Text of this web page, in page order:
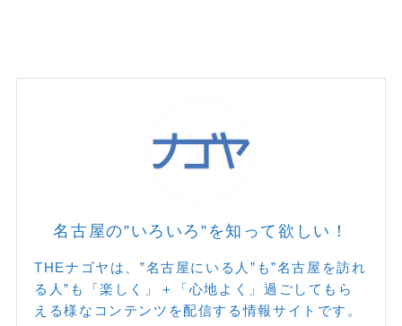
名古屋の”いろいろ”を知って欲しい！
THEナゴヤは、”名古屋にいる人”も”名古屋を訪れ
る人”も「楽しく」＋「心地よく」過ごしてもら
える様なコンテンツを配信する情報サイトです。